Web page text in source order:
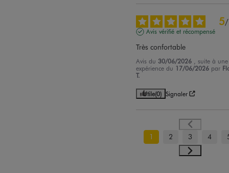
5/
Avis vérifié et récompensé
Très confortable
Avis du 30/06/2026
, suite à une
expérience du 17/06/2026 par
T.
Utile(0) Signaler
1 2 3 4